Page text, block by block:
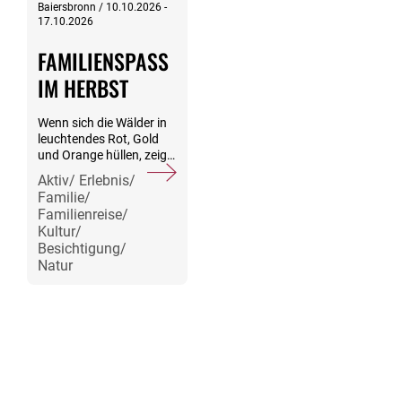
Baiersbronn / 10.10.2026 -
17.10.2026
FAMILIENSPASS I
M HERBST
Wenn sich die Wälder in
leuchtendes Rot, Gold
und Orange hüllen, zeigt
sich der Schwarzwald
von seiner schönsten
Seite. Der idyllische
Sankenbachsee bei
Baiersbronn lädt zu einer
Rund-Wanderung ein.
Der Meliskopf - Rasant
Aktiv/ Erlebnis/
Familie/
Familienreise/
Kultur/
Besichtigung/
Natur